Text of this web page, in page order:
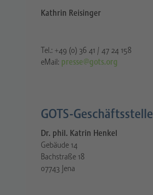
Kathrin Reisinger
Tel.: +49 (0) 36 41 / 47 24 158
eMail: presse@gots.org
GOTS-Geschäftsstelle
Dr. phil. Katrin Henkel
Gebäude 14
Bachstraße 18
07743 Jena